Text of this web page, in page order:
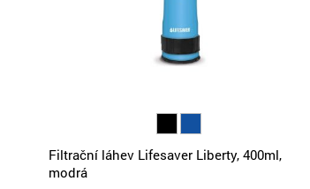
Filtrační láhev Lifesaver Liberty, 400ml,
modrá